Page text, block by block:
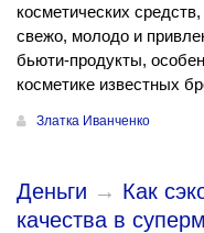
косметических
свежо, молодо и
бьюти-продукты,
косметике известных
Златка Иванченко
Деньги → Как
качества в